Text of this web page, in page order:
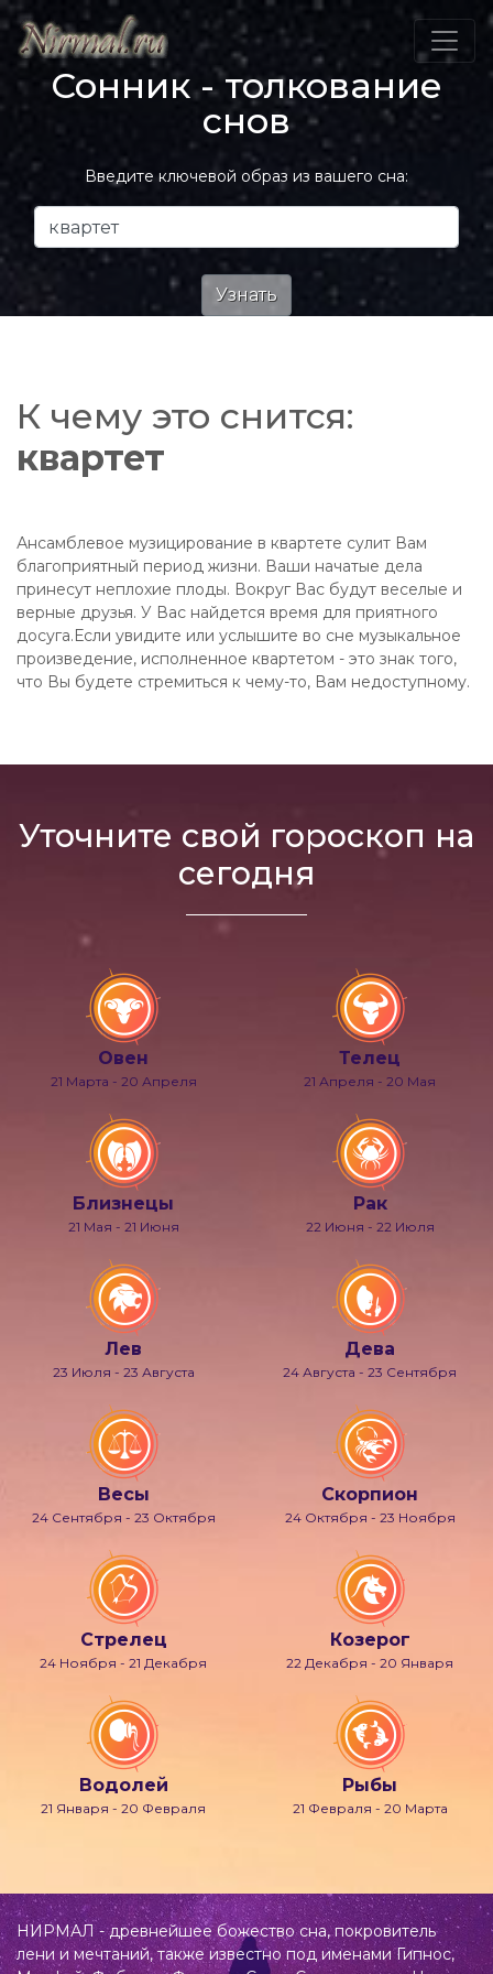
Сонник - толкование
снов
Введите ключевой образ из вашего сна:
К чему это снится:
квартет
Ансамблевое музицирование в квартете сулит Вам
благоприятный период жизни. Ваши начатые дела
принесут неплохие плоды. Вокруг Вас будут веселые и
верные друзья. У Вас найдется время для приятного
досуга.Если увидите или услышите во сне музыкальное
произведение, исполненное квартетом - это знак того,
что Вы будете стремиться к чему-то, Вам недоступному.
Уточните свой гороскоп на
сегодня
Овен
21 Марта - 20 Апреля
Телец
21 Апреля - 20 Мая
Близнецы
21 Мая - 21 Июня
Рак
22 Июня - 22 Июля
Лев
23 Июля - 23 Августа
Дева
24 Августа - 23 Сентября
Весы
24 Сентября - 23 Октября
Скорпион
24 Октября - 23 Ноября
Стрелец
24 Ноября - 21 Декабря
Козерог
22 Декабря - 20 Января
Водолей
21 Января - 20 Февраля
Рыбы
21 Февраля - 20 Марта
НИРМАЛ - древнейшее божество сна, покровитель
лени и мечтаний, также известно под именами Гипнос,